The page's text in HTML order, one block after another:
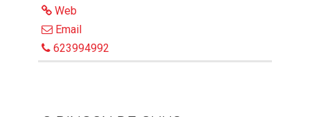
Web
Email
623994992